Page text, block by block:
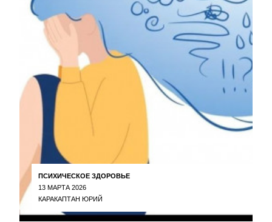
ПСИХИЧЕСКОЕ ЗДОРОВЬЕ
13 МАРТА 2026
КАРАКАПТАН ЮРИЙ